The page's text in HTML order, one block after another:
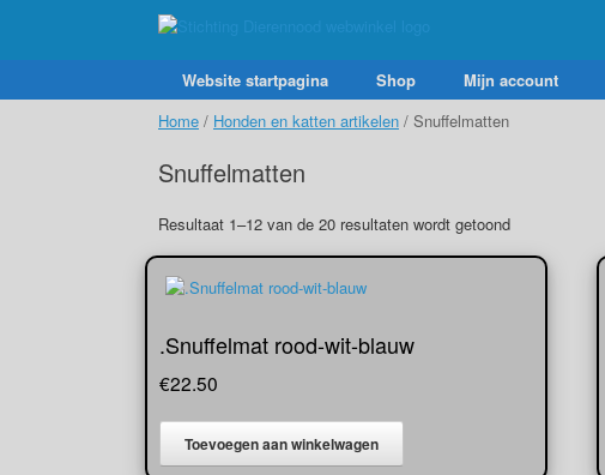
Website startpagina Shop Mijn account
Home / Honden en katten artikelen / Snuffelmatten
Snuffelmatten
Resultaat 1–12 van de 20 resultaten wordt getoond
.Snuffelmat rood-wit-blauw
€22.50
Toevoegen aan winkelwagen